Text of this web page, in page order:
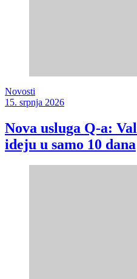
Novosti
15. srpnja 2026
Nova usluga Q-a:
ideju u samo 10 dana